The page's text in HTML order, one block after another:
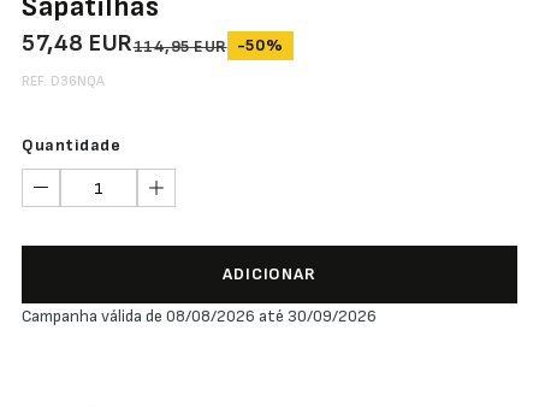
57,48 EUR114,95 EUR -50%
REF. D36NQA
Quantidade
ADICIONAR
Campanha válida de 08/08/2026 até 30/09/2026